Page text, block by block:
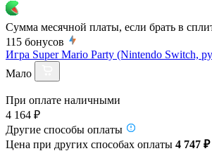
Сумма месячной платы, если брать в
115 бонусов
Игра Super Mario Party (Nintendo Switch,
Мало
При оплате наличными
4 164 ₽
Другие способы оплаты
Цена при других способах оплаты 4 747 ₽